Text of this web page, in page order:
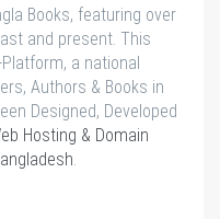
Books, featuring over
and present. This
a national
Authors & Books in
Designed, Developed
Hosting & Domain
.